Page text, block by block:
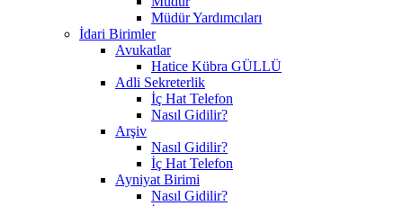
Müdür Yardımcıları
İdari Birimler
Avukatlar
Hatice Kübra GÜLLÜ
Adli Sekreterlik
İç Hat Telefon
Nasıl Gidilir?
Arşiv
Nasıl Gidilir?
İç Hat Telefon
Ayniyat Birimi
Nasıl Gidilir?